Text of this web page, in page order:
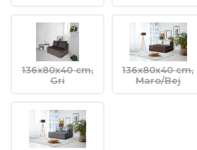
136x80x40 cm,
Gri
136x80x40 cm,
Maro/Bej